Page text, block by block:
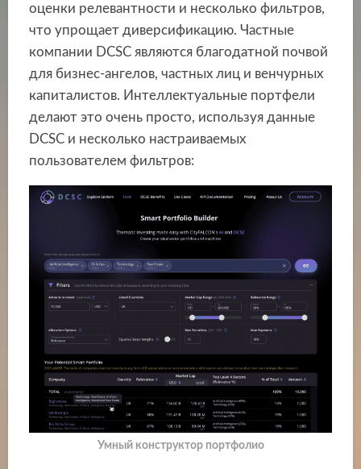
оценки релевантности и несколько фильтров,
что упрощает диверсификацию. Частные
компании DCSC являются благодатной почвой
для бизнес-ангелов, частных лиц и венчурных
капиталистов. Интеллектуальные портфели
делают это очень просто, используя данные
DCSC и несколько настраиваемых
пользователем фильтров:
Умный конструктор портфолио